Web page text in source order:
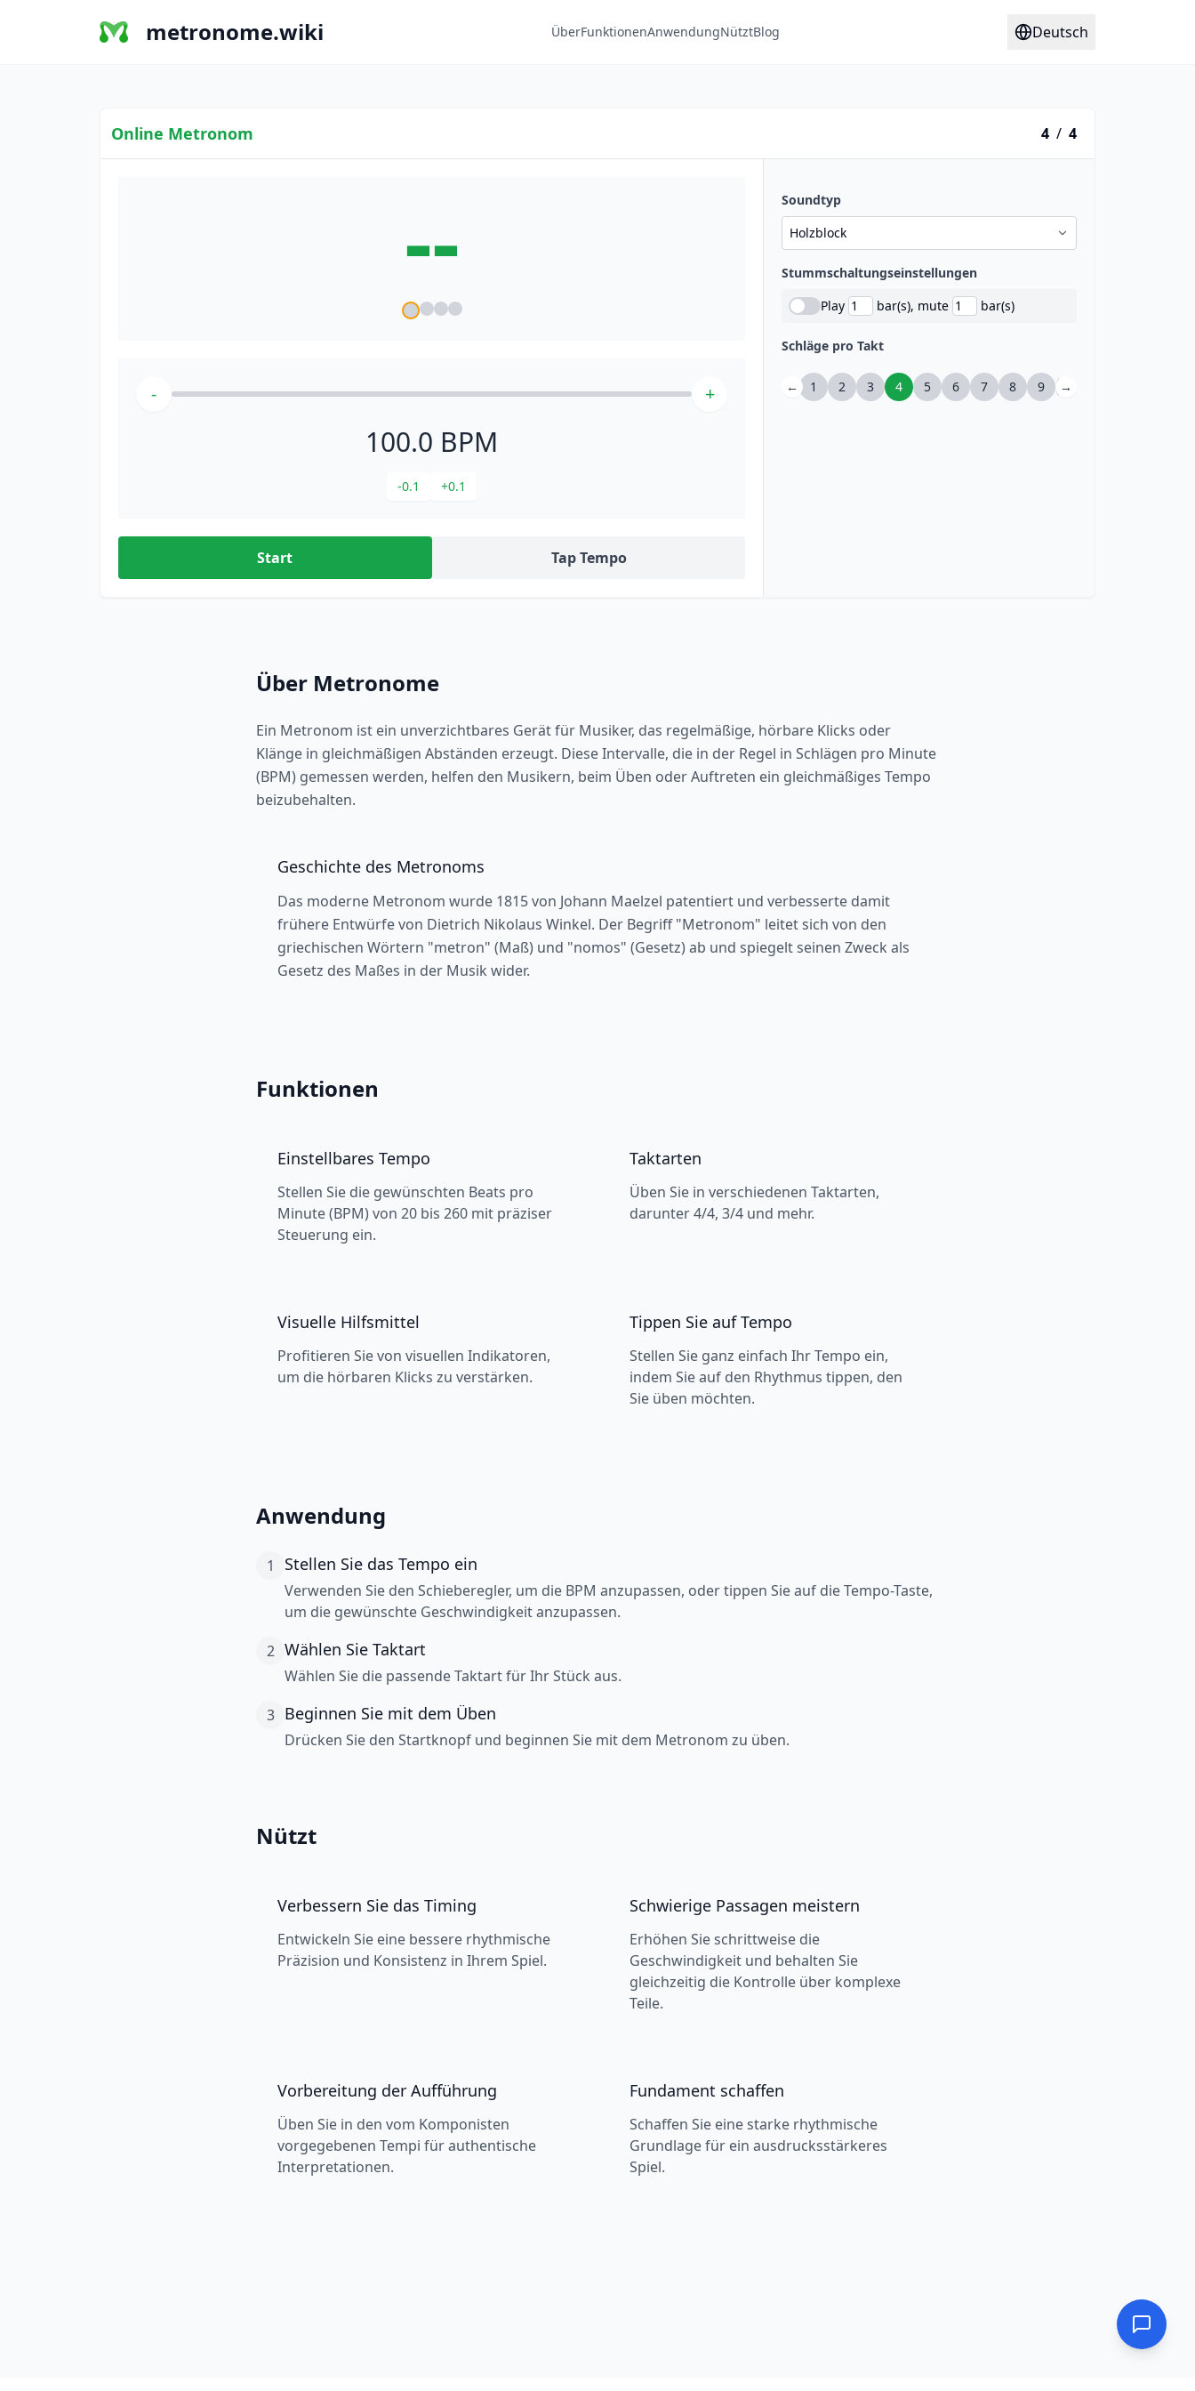
metronome.wiki ÜberFunktionenAnwendungNütztBlog Deutsch
Online Metronom 4 / 4
--
- +
100.0 BPM
-0.1 +0.1
Start Tap Tempo
Soundtyp
Stummschaltungseinstellungen
Play
bar(s), mute bar(s)
Schläge pro Takt
← 1 2 3 4 5 6 7 8 9 10
→
Über Metronome
Ein Metronom ist ein unverzichtbares Gerät für Musiker, das regelmäßige, hörbare Klicks oder
Klänge in gleichmäßigen Abständen erzeugt. Diese Intervalle, die in der Regel in Schlägen pro Minute
(BPM) gemessen werden, helfen den Musikern, beim Üben oder Auftreten ein gleichmäßiges Tempo
beizubehalten.
Geschichte des Metronoms
Das moderne Metronom wurde 1815 von Johann Maelzel patentiert und verbesserte damit
frühere Entwürfe von Dietrich Nikolaus Winkel. Der Begriff "Metronom" leitet sich von den
griechischen Wörtern "metron" (Maß) und "nomos" (Gesetz) ab und spiegelt seinen Zweck als
Gesetz des Maßes in der Musik wider.
Funktionen
Einstellbares Tempo
Stellen Sie die gewünschten Beats pro
Minute (BPM) von 20 bis 260 mit präziser
Steuerung ein.
Taktarten
Üben Sie in verschiedenen Taktarten,
darunter 4/4, 3/4 und mehr.
Visuelle Hilfsmittel
Profitieren Sie von visuellen Indikatoren,
um die hörbaren Klicks zu verstärken.
Tippen Sie auf Tempo
Stellen Sie ganz einfach Ihr Tempo ein,
indem Sie auf den Rhythmus tippen, den
Sie üben möchten.
Anwendung
1 Stellen Sie das Tempo ein
Verwenden Sie den Schieberegler, um die BPM anzupassen, oder tippen Sie auf die Tempo-Taste,
um die gewünschte Geschwindigkeit anzupassen.
2 Wählen Sie Taktart
Wählen Sie die passende Taktart für Ihr Stück aus.
3 Beginnen Sie mit dem Üben
Drücken Sie den Startknopf und beginnen Sie mit dem Metronom zu üben.
Nützt
Verbessern Sie das Timing
Entwickeln Sie eine bessere rhythmische
Präzision und Konsistenz in Ihrem Spiel.
Schwierige Passagen meistern
Erhöhen Sie schrittweise die
Geschwindigkeit und behalten Sie
gleichzeitig die Kontrolle über komplexe
Teile.
Vorbereitung der Aufführung
Üben Sie in den vom Komponisten
vorgegebenen Tempi für authentische
Interpretationen.
Fundament schaffen
Schaffen Sie eine starke rhythmische
Grundlage für ein ausdrucksstärkeres
Spiel.